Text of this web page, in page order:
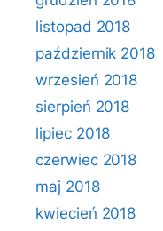
listopad 2018
październik 2018
wrzesień 2018
sierpień 2018
lipiec 2018
czerwiec 2018
maj 2018
kwiecień 2018